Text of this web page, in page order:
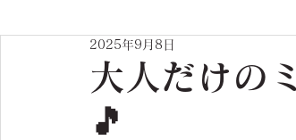
大人だけの
🎵
2025年9月8日